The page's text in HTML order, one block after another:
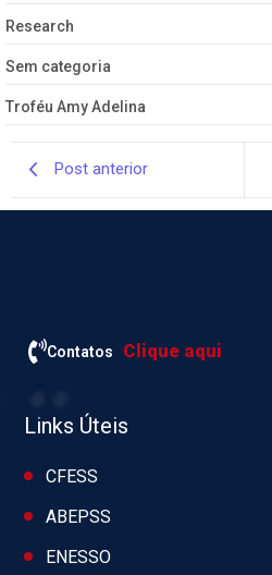
Research
Sem categoria
Troféu Amy Adelina
Post anterior
Contatos Clique aqui
Links Úteis
CFESS
ABEPSS
ENESSO